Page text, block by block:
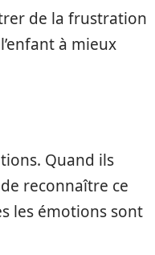
de la frustration
à mieux
Quand ils
reconnaître ce
les émotions sont